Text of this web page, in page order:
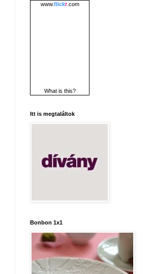
www.flickr.com
What is this?
Itt is megtaláltok
Bonbon 1x1